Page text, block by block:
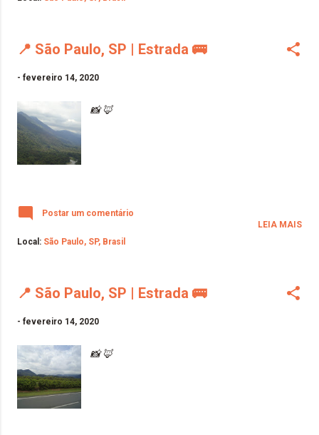
📍 São Paulo, SP | Estrada 🚌
- fevereiro 14, 2020
📸 🦊
Postar um comentário
Local: São Paulo, SP, Brasil
LEIA MAIS
📍 São Paulo, SP | Estrada 🚌
- fevereiro 14, 2020
📸 🦊